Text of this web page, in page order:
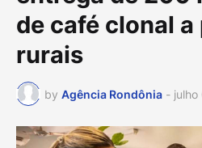
de café clonal
rurais
by Agência Rondônia - julho